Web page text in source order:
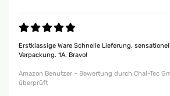
Erstklassige Ware Schnelle Lieferung,
Verpackung. 1A. Bravo!
Amazon Benutzer – Bewertung durch Chal-Tec
überprüft